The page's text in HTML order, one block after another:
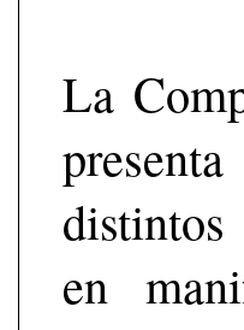
La
en